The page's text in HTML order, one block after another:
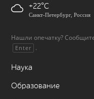
+22
Санкт-Петербург, Россия
Нашли опечатку?
Enter .
Наука
Образование